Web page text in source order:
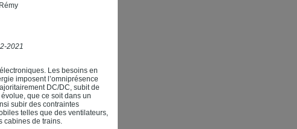
2021
Les besoins en
imposent l’omniprésence
DC/DC, subit de
que ce soit dans un
subir des contraintes
telles que des ventilateurs,
cabines de trains.